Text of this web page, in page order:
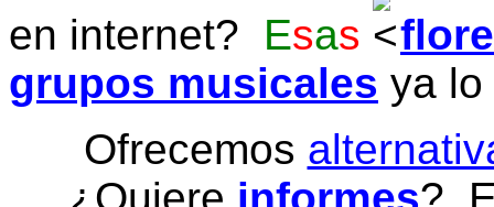
en internet? Esas
grupos musicales ya
Ofrecemos